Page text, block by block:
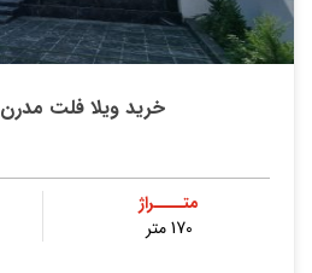
خرید ویلا فلت مدرن 170 متری
متــــراژ
170 متر